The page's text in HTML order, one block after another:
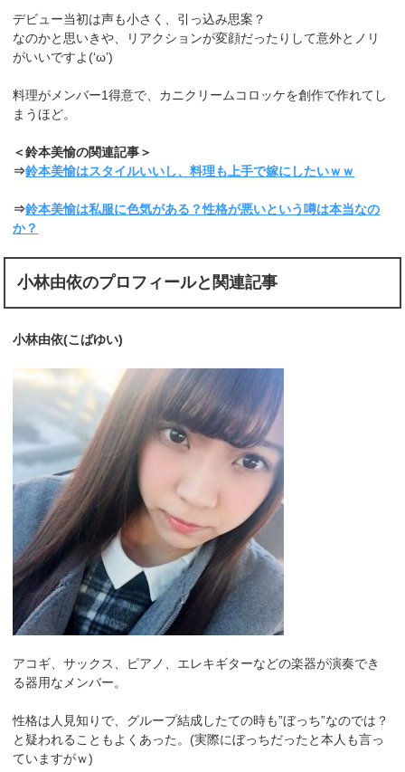
デビュー当初は声も小さく、引っ込み思案？
なのかと思いきや、リアクションが変顔だったりして意外とノリ
がいいですよ(‘ω’)
料理がメンバー1得意で、カニクリームコロッケを創作で作れてし
まうほど。
＜鈴本美愉の関連記事＞
⇒鈴本美愉はスタイルいいし、料理も上手で嫁にしたいｗｗ
⇒鈴本美愉は私服に色気がある？性格が悪いという噂は本当なの
か？
小林由依のプロフィールと関連記事
小林由依(こばゆい)
アコギ、サックス、ピアノ、エレキギターなどの楽器が演奏でき
る器用なメンバー。
性格は人見知りで、グループ結成したての時も”ぼっち”なのでは？
と疑われることもよくあった。(実際にぼっちだったと本人も言っ
ていますがｗ)